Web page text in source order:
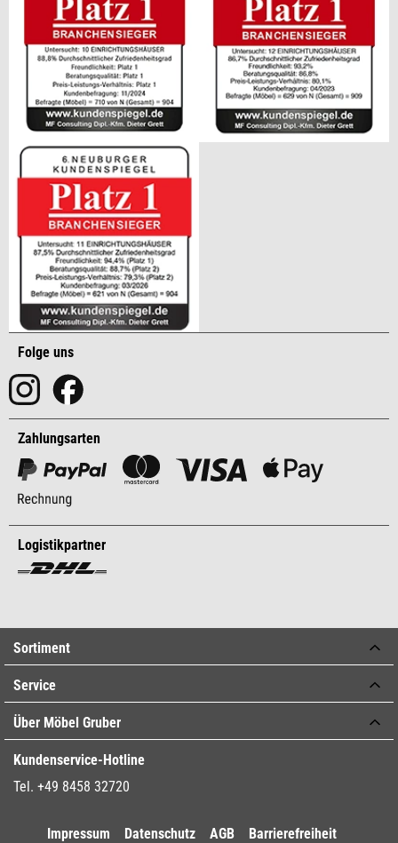
Folge uns
Zahlungsarten
Logistikpartner
Sortiment
Service
Über Möbel Gruber
Kundenservice-Hotline
Tel. +49 8458 32720
Impressum Datenschutz AGB Barrierefreiheit